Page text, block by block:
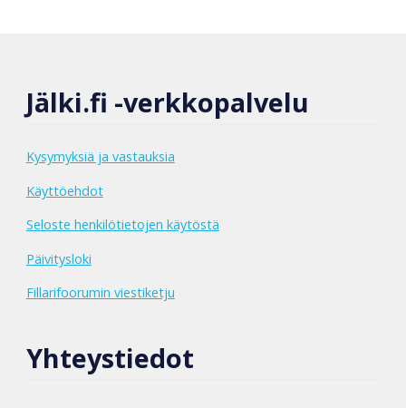
Jälki.fi -verkkopalvelu
Kysymyksiä ja vastauksia
Käyttöehdot
Seloste henkilötietojen käytöstä
Päivitysloki
Fillarifoorumin viestiketju
Yhteystiedot